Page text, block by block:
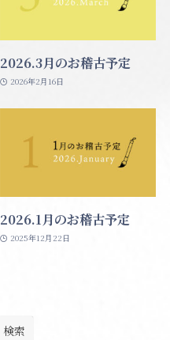
2026.3月のお稽古予定
2026年2月16日
2026.1月のお稽古予定
2025年12月22日
検索